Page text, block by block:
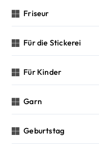
Friseur
Für die Stickerei
Für Kinder
Garn
Geburtstag